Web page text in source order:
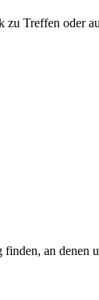
Treffen oder
an denen